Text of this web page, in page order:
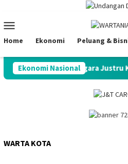
konten
Mobile
Home Ekonomi Peluang &
Ekonomi Nasional
Melimpah, Negara Justru
WARTA KOTA